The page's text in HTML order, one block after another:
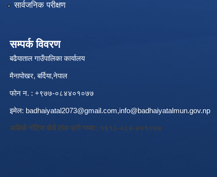
सार्वजनिक परीक्षण
सम्पर्क विवरण
बढैयाताल गाउँपालिका कार्यालय
मैनापोखर, बर्दिया,नेपाल
फोन न. : +९७७-०८४४०१०७७
इमेल: badhaiyatal2073@gmail.com,info@badhaiyatalmun.gov.np
अडियो नोटिस बोर्ड टोल फ्री नम्बर: १६१८-०८४-४०१०७७